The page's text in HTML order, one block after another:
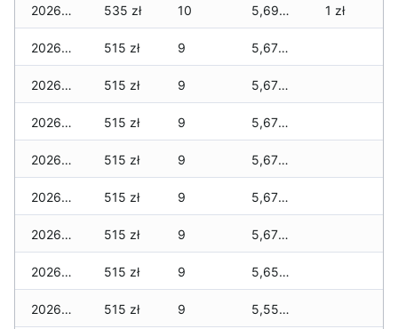
2026-05-12 535 zł 10 5,695 zł 1 zł
2026-05-09 515 zł 9 5,675 zł
2026-05-08 515 zł 9 5,675 zł
2026-05-07 515 zł 9 5,675 zł
2026-05-06 515 zł 9 5,675 zł
2026-05-05 515 zł 9 5,675 zł
2026-05-04 515 zł 9 5,675 zł
2026-05-03 515 zł 9 5,655 zł
2026-05-02 515 zł 9 5,555 zł